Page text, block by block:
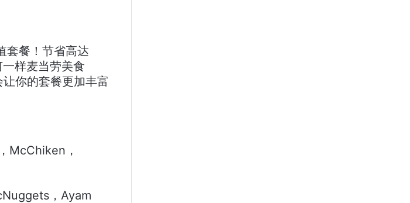
套餐！节省高达
样麦当劳美食
你的套餐更加丰富
McChiken，
，Ayam